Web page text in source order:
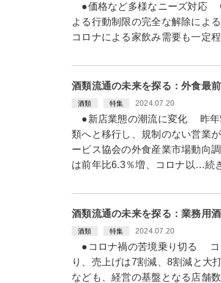
●価格など多様なニーズ対応
よる行動制限の完全な解除によ
コロナによる家飲み需要も一定
酒類流通の未来を探る：外食最
酒類 特集 2024.07.20
●新店業態の潮流に変化 昨年
類へと移行し、規制のない営業
ービス協会の外食産業市場動向
は前年比6.3％増、コロナ以…続
酒類流通の未来を探る：業務用
酒類 特集 2024.07.20
●コロナ禍の苦境乗り切る コ
り、売上げは7割減、8割減と大
なども、経営の基盤となる店舗